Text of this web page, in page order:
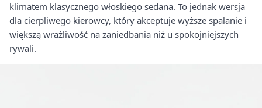
klimatem klasycznego włoskiego sedana. To jednak wersja
dla cierpliwego kierowcy, który akceptuje wyższe spalanie i
większą wrażliwość na zaniedbania niż u spokojniejszych
rywali.